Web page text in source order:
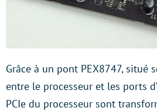
Grâce à un pont PEX8747, situé
entre le processeur et les ports
PCIe du processeur sont